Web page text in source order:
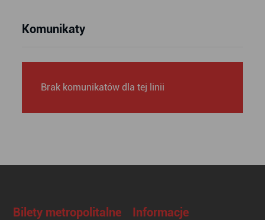
Komunikaty
Brak komunikatów dla tej linii
Bilety metropolitalne Informacje